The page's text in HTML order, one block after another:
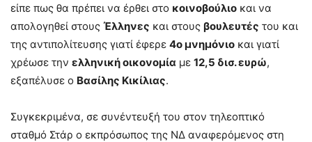
είπε πως θα πρέπει να έρθει στο κοινοβούλιο και να
απολογηθεί στους Έλληνες και στους βουλευτές του και
της αντιπολίτευσης γιατί έφερε 4ο μνημόνιο και γιατί
χρέωσε την ελληνική οικονομία με 12,5 δισ. ευρώ,
εξαπέλυσε ο Βασίλης Κικίλιας.
Συγκεκριμένα, σε συνέντευξή του στον τηλεοπτικό
σταθμό Στάρ ο εκπρόσωπος της ΝΔ αναφερόμενος στη